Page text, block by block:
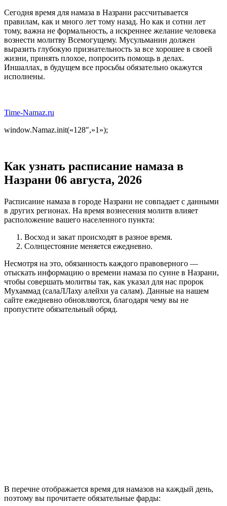
Сегодня время для намаза в Назрани рассчитывается
правилам, как и много лет тому назад. Но как и сотни лет
тому, важна не формальность, а искреннее желание человека
вознести молитву Всемогущему. Мусульманин должен
выразить глубокую признательность за все хорошее в своей
жизни, принять плохое, попросить помощь в делах.
Иншаллах, в будущем все просьбы обязательно окажутся
исполнены.
Time-Namaz.ru
window.Namaz.init(«128″,»1»);
Как узнать расписание намаза в
Назрани 06 августа, 2026
Расписание намаза в городе Назрани не совпадает с данными
в других регионах. На время вознесения молитв влияет
расположение вашего населенного пункта:
Восход и закат происходят в разное время.
Солнцестояние меняется ежедневно.
Несмотря на это, обязанность каждого правоверного —
отыскать информацию о времени намаза по сунне в Назрани,
чтобы совершать молитвы так, как указал для нас пророк
Мухаммад (салаЛЛаху алейхи уа салам). Данные на нашем
сайте ежедневно обновляются, благодаря чему вы не
пропустите обязательный обряд.
В перечне отображается время для намазов на каждый день,
поэтому вы прочитаете обязательные фарды: